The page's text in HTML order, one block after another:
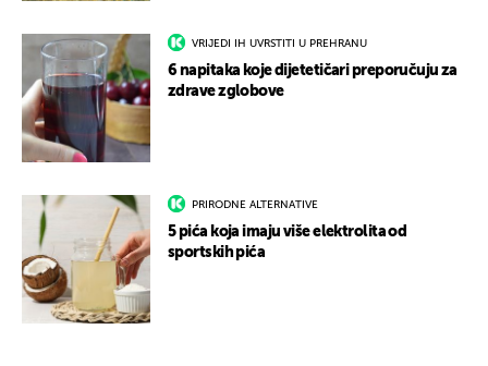
VRIJEDI IH UVRSTITI U PREHRANU
6 napitaka koje dijetetičari preporučuju za
zdrave zglobove
PRIRODNE ALTERNATIVE
5 pića koja imaju više elektrolita od
sportskih pića